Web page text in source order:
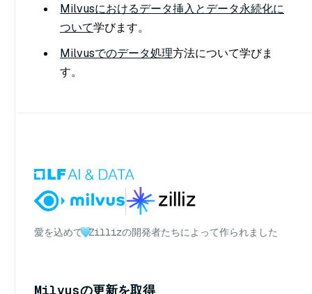
Milvusにおけるデータ挿入とデータ永続化に
ついて学びます。
Milvusでのデータ処理方法について学びま
す。
愛を込めて Zillizの開発者たちによって作られました
Milvusの更新を取得